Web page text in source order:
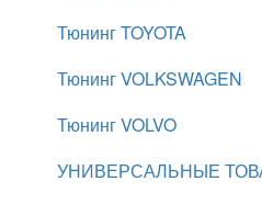
Тюнинг TOYOTA
Тюнинг VOLKSWAGEN
Тюнинг VOLVO
УНИВЕРСАЛЬНЫЕ